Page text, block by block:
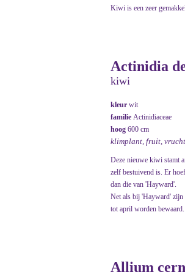
Kiwi is een zeer
Actinidia
kiwi
kleur wit
familie Actinidiaceae
hoog 600 cm
klimplant, fruit,
Deze nieuwe kiwi stamt
zelf bestuivend is. Er
dan die van 'Hayward'.
Net als bij 'Hayward' zijn
tot april worden
Allium